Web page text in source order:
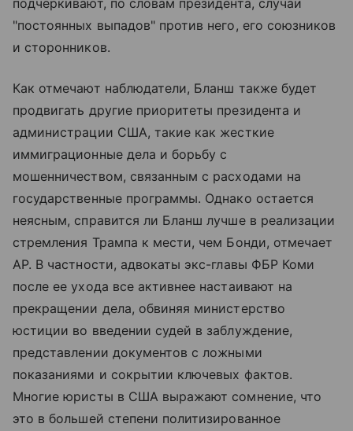
"постоянных выпадов" против него, его союзников
и сторонников.
Как отмечают наблюдатели, Бланш также будет
продвигать другие приоритеты президента и
администрации США, такие как жесткие
иммиграционные дела и борьбу с
мошенничеством, связанным с расходами на
государственные программы. Однако остается
неясным, справится ли Бланш лучше в реализации
стремления Трампа к мести, чем Бонди, отмечает
AP. В частности, адвокаты экс-главы ФБР Коми
после ее ухода все активнее настаивают на
прекращении дела, обвиняя министерство
юстиции во введении судей в заблуждение,
представлении документов с ложными
показаниями и сокрытии ключевых фактов.
Многие юристы в США выражают сомнение, что
это в большей степени политизированное